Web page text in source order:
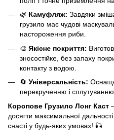
🌿 Камуфляж: Завдяки
грузило має чудові
настороження риби.
🎨 Якісне покриття:
зносостійке, без запаху
контакту з водою.
🔄 Універсальність:
перекрученню і сплутуванню
Коропове Грузило Лонг Каст
досягти максимальної
снасті у будь-яких умовах! 🎣